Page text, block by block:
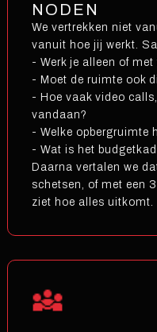
NODEN
We vertrekken niet
vanuit hoe jij werkt.
- Werk je alleen of met
- Moet de ruimte ook
- Hoe vaak video
vandaan?
- Welke opbergruimte
- Wat is het
Daarna vertalen we
schetsen, of met een
ziet hoe alles uitkomt.